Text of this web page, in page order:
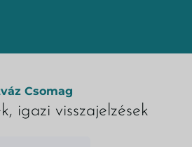
Csomag
igazi visszajelzések